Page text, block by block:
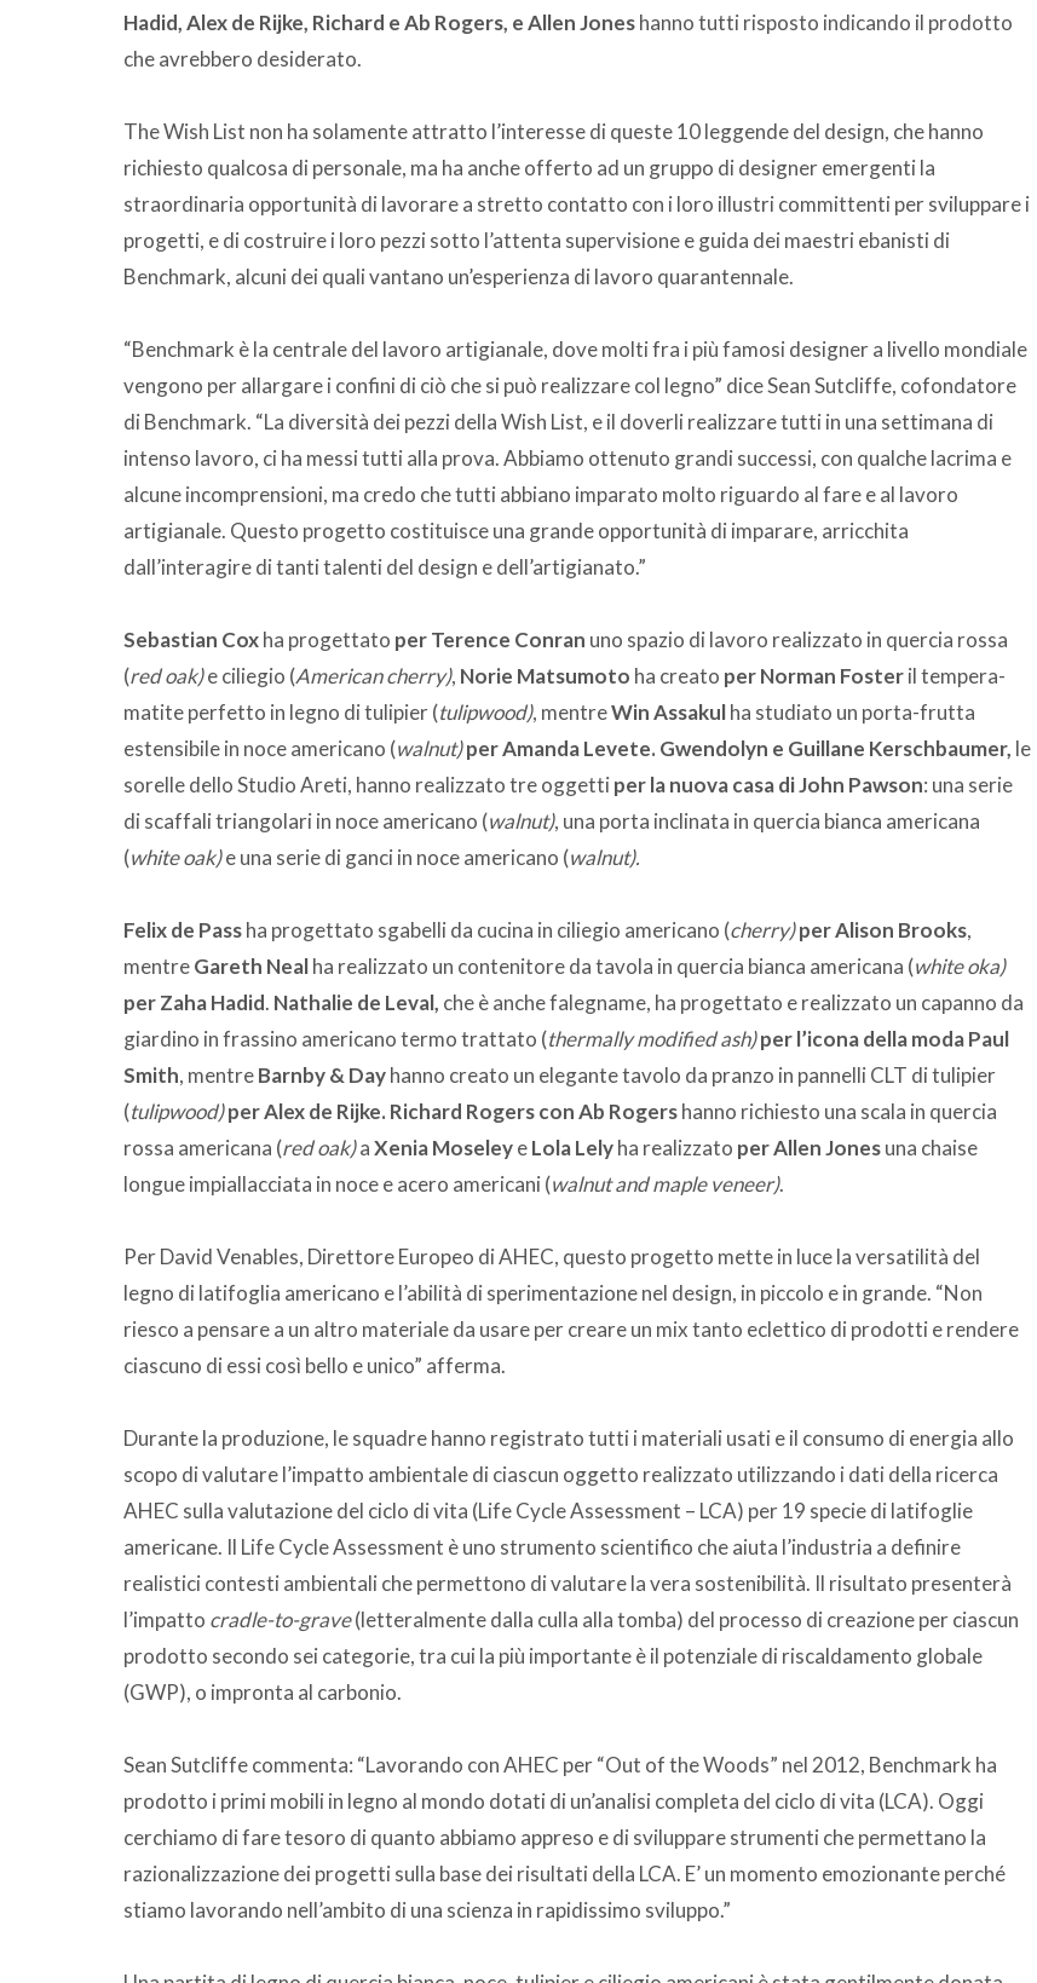
Hadid, Alex de Rijke, Richard e Ab Rogers, e Allen Joneshanno tutti risposto indicando il prodotto
che avrebbero desiderato.
The Wish List non ha solamente attratto l’interesse di queste 10 leggende del design, che hanno
richiesto qualcosa di personale, ma ha anche offerto ad un gruppo di designer emergenti la
straordinaria opportunità di lavorare a stretto contatto con i loro illustri committenti per sviluppare i
progetti, e di costruire i loro pezzi sotto l’attenta supervisione e guida dei maestri ebanisti di
Benchmark, alcuni dei quali vantano un’esperienza di lavoro quarantennale.
“Benchmark è la centrale del lavoro artigianale, dove molti fra i più famosi designer a livello mondiale
vengono per allargare i confini di ciò che si può realizzare col legno” dice Sean Sutcliffe, cofondatore
di Benchmark. “La diversità dei pezzi della Wish List, e il doverli realizzare tutti in una settimana di
intenso lavoro, ci ha messi tutti alla prova. Abbiamo ottenuto grandi successi, con qualche lacrima e
alcune incomprensioni, ma credo che tutti abbiano imparato molto riguardo al fare e al lavoro
artigianale. Questo progetto costituisce una grande opportunità di imparare, arricchita
dall’interagire di tanti talenti del design e dell’artigianato.”
Sebastian Coxha progettato per Terence Conran uno spazio di lavoro realizzato in quercia rossa
(red oak)e ciliegio (American cherry), Norie Matsumoto ha creato per Norman Fosteril tempera-
matite perfetto in legno di tulipier (tulipwood), mentreWin Assakulha studiato un porta-frutta
estensibile in noce americano (walnut)per Amanda Levete. Gwendolyn e Guillane Kerschbaumer, le
sorelle dello Studio Areti, hanno realizzato tre oggetti per la nuova casa di John Pawson: una serie
di scaffali triangolari in noce americano (walnut), una porta inclinata in quercia bianca americana
(white oak)e una serie di ganci in noce americano (walnut).
Felix de Passha progettato sgabelli da cucina in ciliegio americano (cherry)per Alison Brooks,
mentreGareth Nealha realizzato un contenitore da tavola in quercia bianca americana (white oka)
per Zaha Hadid. Nathalie de Leval, che è anche falegname, ha progettato e realizzato un capanno da
giardino in frassino americano termo trattato (thermally modified ash)per l’icona della moda Paul
Smith, mentreBarnby & Dayhanno creato un elegante tavolo da pranzo in pannelli CLT di tulipier
(tulipwood)per Alex de Rijke. Richard Rogers con Ab Rogershanno richiesto una scala in quercia
rossa americana (red oak)aXenia MoseleyeLola Lelyha realizzato per Allen Jonesuna chaise
longue impiallacciata in noce e acero americani (walnut and maple veneer).
Per David Venables, Direttore Europeo di AHEC, questo progetto mette in luce la versatilità del
legno di latifoglia americano e l’abilità di sperimentazione nel design, in piccolo e in grande. “Non
riesco a pensare a un altro materiale da usare per creare un mix tanto eclettico di prodotti e rendere
ciascuno di essi così bello e unico” afferma.
Durante la produzione, le squadre hanno registrato tutti i materiali usati e il consumo di energia allo
scopo di valutare l’impatto ambientale di ciascun oggetto realizzato utilizzando i dati della ricerca
AHEC sulla valutazione del ciclo di vita (Life Cycle Assessment – LCA) per 19 specie di latifoglie
americane. Il Life Cycle Assessment è uno strumento scientifico che aiuta l’industria a definire
realistici contesti ambientali che permettono di valutare la vera sostenibilità. Il risultato presenterà
l’impatto cradle-to-grave(letteralmente dalla culla alla tomba) del processo di creazione per ciascun
prodotto secondo sei categorie, tra cui la più importante è il potenziale di riscaldamento globale
(GWP), o impronta al carbonio.
Sean Sutcliffe commenta: “Lavorando con AHEC per “Out of the Woods” nel 2012, Benchmark ha
prodotto i primi mobili in legno al mondo dotati di un’analisi completa del ciclo di vita (LCA). Oggi
cerchiamo di fare tesoro di quanto abbiamo appreso e di sviluppare strumenti che permettano la
razionalizzazione dei progetti sulla base dei risultati della LCA. E’ un momento emozionante perché
stiamo lavorando nell’ambito di una scienza in rapidissimo sviluppo.”